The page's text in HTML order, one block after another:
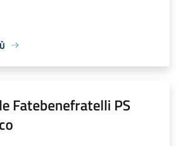
Fatebenefratelli PS